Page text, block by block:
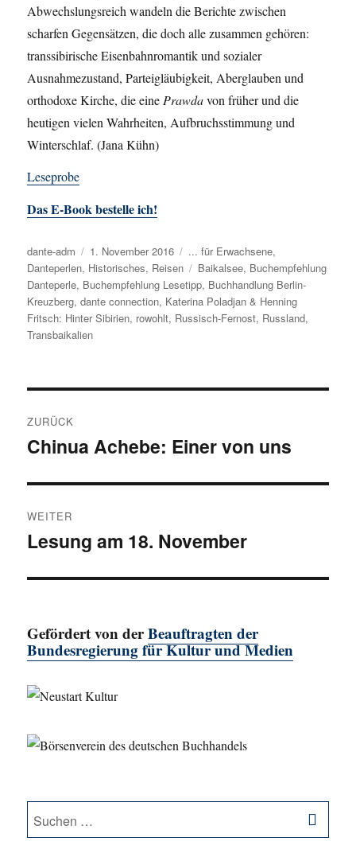
Abwechslungsreich wandeln die Berichte zwischen
scharfen Gegensätzen, die doch alle zusammen gehören:
transsibirische Eisenbahnromantik und sozialer
Ausnahmezustand, Parteigläubigkeit, Aberglauben und
orthodoxe Kirche, die eine Prawdavon früher und die
heutigen vielen Wahrheiten, Aufbruchsstimmung und
Winterschlaf. (Jana Kühn)
Leseprobe
Das E-Book bestelle ich!
Autor
dante-adm
Veröffentlicht
am
1. November 2016 Kategorien
... für Erwachsene,
Danteperlen, Historisches, Reisen Schlagwörter
Baikalsee, Buchempfehlung
Danteperle, Buchempfehlung Lesetipp, Buchhandlung Berlin-
Kreuzberg,dante connection, Katerina Poladjan & Henning
Fritsch: Hinter Sibirien, rowohlt, Russisch-Fernost, Russland,
Transbaikalien
ZURÜCK
Vorheriger
Chinua Achebe: Einer von uns
WEITER
Nächster
Lesung am 18. November
Gefördert von derBeauftragten der
Bundesregierung für Kultur und Medien
Suche
nach: